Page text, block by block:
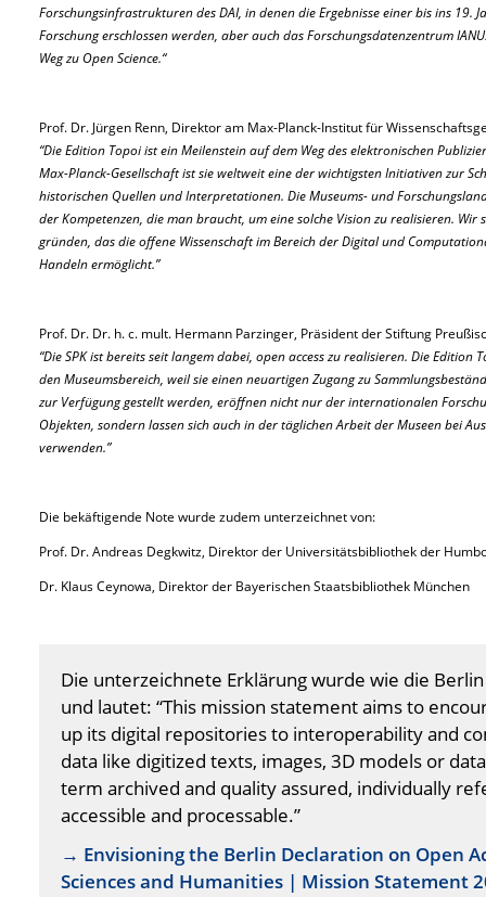
Forschungsinfrastrukturen des DAI, in denen die Ergebnisse einer bis ins 19.
Forschung erschlossen werden, aber auch das Forschungsdatenzentrum
Weg zu Open Science.“
Prof. Dr. Jürgen Renn, Direktor am Max-Planck-Institut für
“Die Edition Topoi ist ein Meilenstein auf dem Weg des elektronischen
Max-Planck-Gesellschaft ist sie weltweit eine der wichtigsten Initiativen zur
historischen Quellen und Interpretationen. Die Museums- und
der Kompetenzen, die man braucht, um eine solche Vision zu realisieren. Wir
gründen, das die offene Wissenschaft im Bereich der Digital und
Handeln ermöglicht.”
Prof. Dr. Dr. h. c. mult. Hermann Parzinger, Präsident der Stiftung
“Die SPK ist bereits seit langem dabei, open access zu realisieren. Die
den Museumsbereich, weil sie einen neuartigen Zugang zu
zur Verfügung gestellt werden, eröffnen nicht nur der internationalen
Objekten, sondern lassen sich auch in der täglichen Arbeit der Museen bei
verwenden.”
Die bekäftigende Note wurde zudem unterzeichnet von:
Prof. Dr. Andreas Degkwitz, Direktor der Universitätsbibliothek der
Dr. Klaus Ceynowa, Direktor der Bayerischen Staatsbibliothek München
Die unterzeichnete Erklärung wurde wie die
und lautet: “This mission statement aims to
up its digital repositories to interoperability and
data like digitized texts, images, 3D models or
term archived and quality assured, individually
accessible and processable.”
→ Envisioning the Berlin Declaration on Open
Sciences and Humanities | Mission Statement